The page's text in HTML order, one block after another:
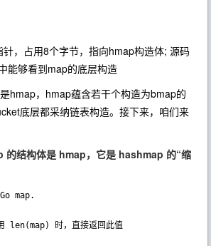
，占用8个字节，指向hmap构造体; 源码
能够看到map的底层构造
hmap，hmap蕴含若干个构造为bmap的
底层都采纳链表构造。接下来，咱们来
的结构体是 hmap，它是 hashmap 的“缩
map.
len(map) 时，直接返回此值